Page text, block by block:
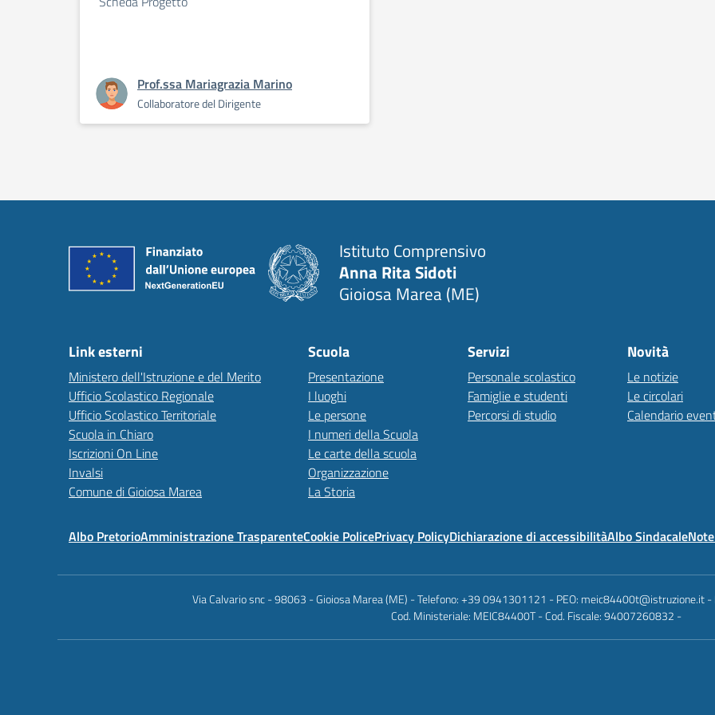
Prof.ssa Mariagrazia Marino
Collaboratore del Dirigente
Istituto Comprensivo
Anna Rita Sidoti
Gioiosa Marea (ME)
Link esterni
Ministero dell'Istruzione e del Merito
Ufficio Scolastico Regionale
Ufficio Scolastico Territoriale
Scuola in Chiaro
Iscrizioni On Line
Invalsi
Comune di Gioiosa Marea
Scuola
Presentazione
I luoghi
Le persone
I numeri della Scuola
Le carte della scuola
Organizzazione
La Storia
Servizi
Personale scolastico
Famiglie e studenti
Percorsi di studio
Novità
Le notizie
Le circolari
Calendario
Albo PretorioAmministrazione TrasparenteCookie PolicePrivacy PolicyDichiarazione di accessibilitàAlbo Sindacale
Via Calvario snc - 98063 - Gioiosa Marea (ME) - Telefono: +39 0941301121 - PEO: meic84400t@istruzione.it
Cod. Ministeriale: MEIC84400T - Cod. Fiscale: 94007260832 -